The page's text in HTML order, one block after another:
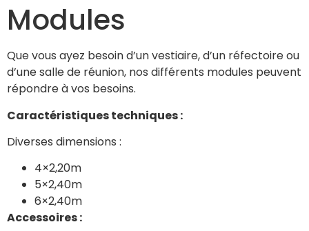
Modules
Que vous ayez besoin d’un vestiaire, d’un réfectoire ou
d’une salle de réunion, nos différents modules peuvent
répondre à vos besoins.
Caractéristiques techniques :
Diverses dimensions :
4×2,20m
5×2,40m
6×2,40m
Accessoires :